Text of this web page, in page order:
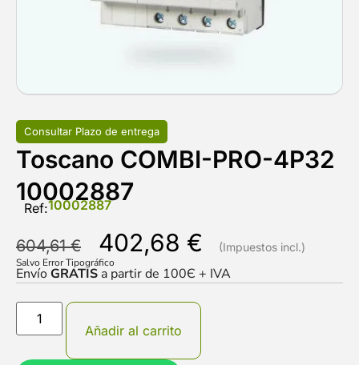
Consultar Plazo de entrega
Toscano COMBI-PRO-4P32
10002887
Ref:10002887
604,61€ 402,68 €
Salvo Error Tipográfico
EnvíoGRATIS a partir de 100Є + IVA
Añadir al carrito